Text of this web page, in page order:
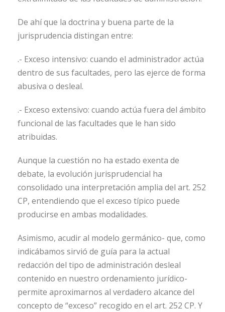
De ahí que la doctrina y buena parte de la
jurisprudencia distingan entre:
.- Exceso intensivo: cuando el administrador actúa
dentro de sus facultades, pero las ejerce de forma
abusiva o desleal.
.- Exceso extensivo: cuando actúa fuera del ámbito
funcional de las facultades que le han sido
atribuidas.
Aunque la cuestión no ha estado exenta de
debate, la evolución jurisprudencial ha
consolidado una interpretación amplia del art. 252
CP, entendiendo que el exceso típico puede
producirse en ambas modalidades.
Asimismo, acudir al modelo germánico- que, como
indicábamos sirvió de guía para la actual
redacción del tipo de administración desleal
contenido en nuestro ordenamiento jurídico-
permite aproximarnos al verdadero alcance del
concepto de “exceso” recogido en el art. 252 CP. Y